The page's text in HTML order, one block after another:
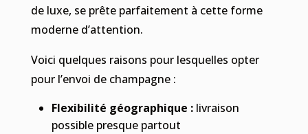
de luxe, se prête parfaitement à cette forme
moderne d’attention.
Voici quelques raisons pour lesquelles opter
pour l’envoi de champagne :
Flexibilité géographique :livraison
possible presque partout